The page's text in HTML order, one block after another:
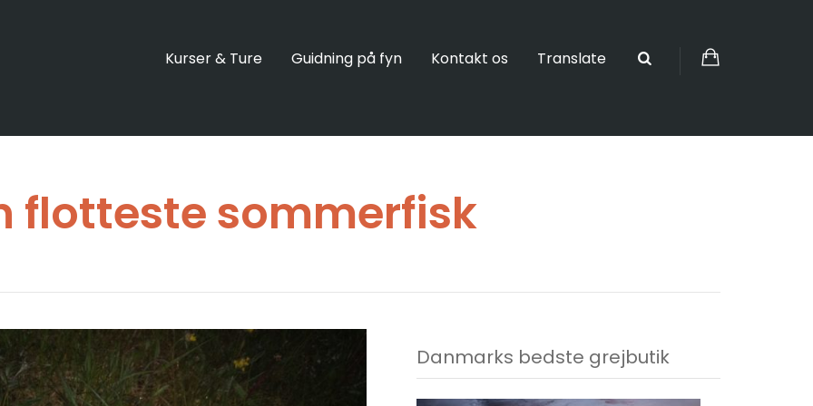
Kurser & Ture Guidning på fyn Kontakt os Translate
flotteste sommerfisk
Danmarks bedste grejbutik